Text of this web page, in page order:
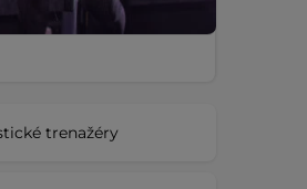
trenažéry